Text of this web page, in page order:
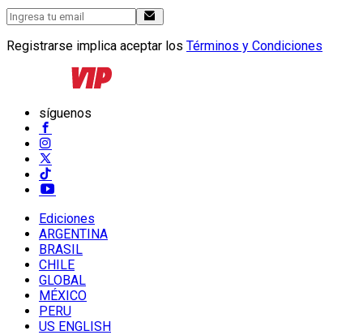
Registrarse implica aceptar los Términos y Condiciones
síguenos
Ediciones
ARGENTINA
BRASIL
CHILE
GLOBAL
MÉXICO
PERU
US ENGLISH